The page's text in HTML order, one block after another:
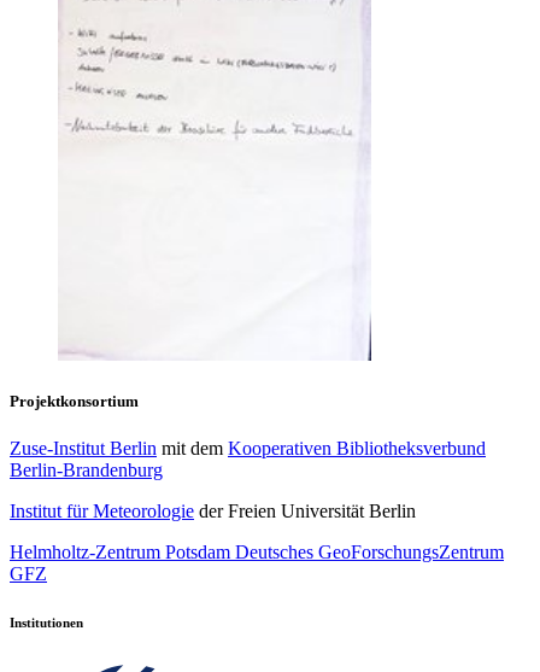
Projektkonsortium
Zuse-Institut Berlin mit dem Kooperativen Bibliotheksverbund
Berlin-Brandenburg
Institut für Meteorologie der Freien Universität Berlin
Helmholtz-Zentrum Potsdam Deutsches GeoForschungsZentrum
GFZ
Institutionen